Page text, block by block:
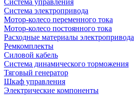
Система электропривода
Мотор-колесо переменного тока
Мотор-колесо постоянного тока
Расходные материалы электропривода
Ремкомплекты
Силовой кабель
Система динамического торможения
Тяговый генератор
Шкаф управления
Электрические компоненты